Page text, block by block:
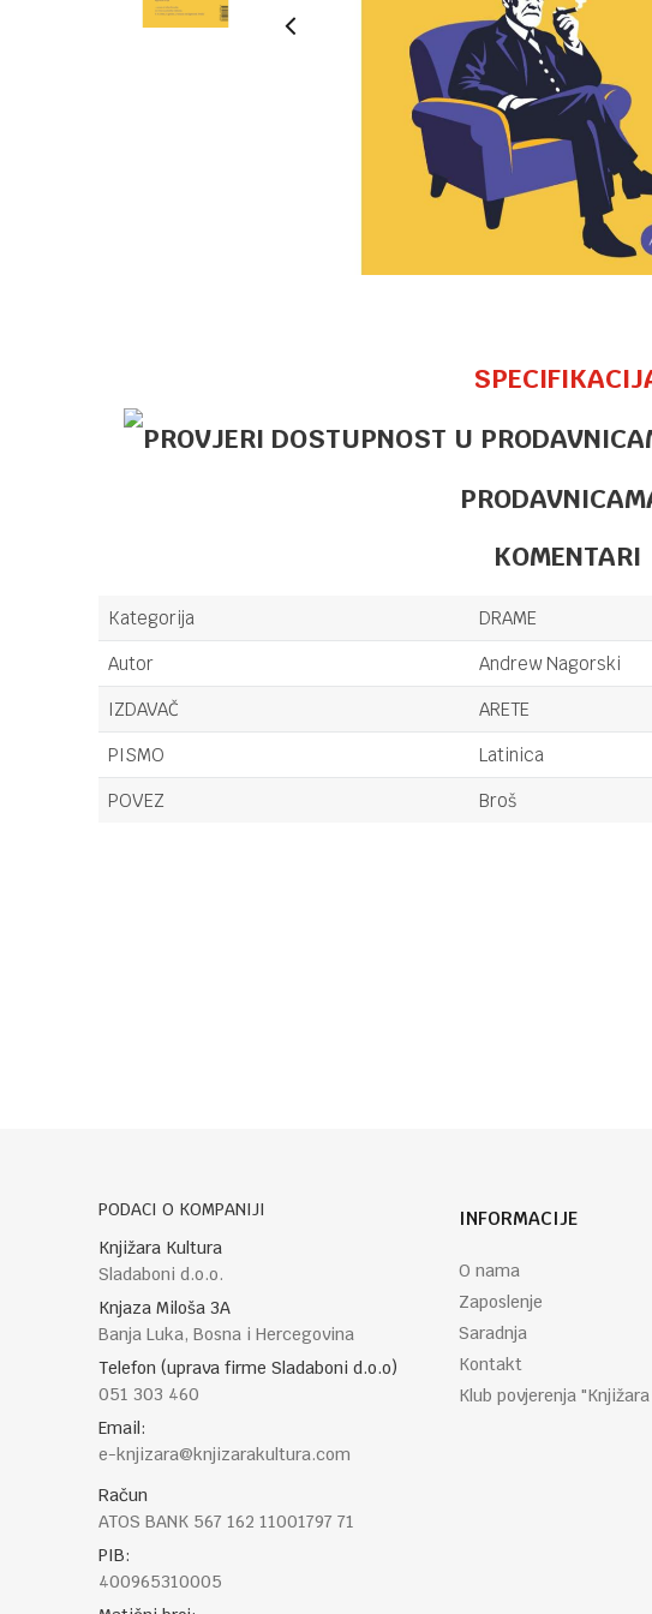
KOMENTARI
Kategorija
DRAME
Autor
Andrew Nagorski
IZDAVAČ
ARETE
PISMO
Latinica
POVEZ
Broš
PODACI O KOMPANIJI
Knjižara Kultura
Sladaboni d.o.o.
Knjaza Miloša 3A
Banja Luka, Bosna i Hercegovina
Telefon (uprava firme Sladaboni d.o.o)
051 303 460
Email:
e-knjizara@knjizarakultura.com
Račun
ATOS BANK 567 162 11001797 71
PIB:
400965310005
INFORMACIJE
O nama
Zaposlenje
Saradnja
Kontakt
Klub povjerenja